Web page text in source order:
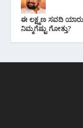
ಈ ಲಕ್ಷ್ಮಣ ಸವದಿ
ನಿಮ್ಮಗೆಷ್ಟು ಗೋತ್ತು?